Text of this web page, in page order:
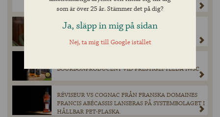
INNIS & GUNN LANSERAR NYHETEN SPICED RUM
BOURBONPRODUCENT VID PRESTIGEFYLLDA IWSC
RÉVISEUR VS COGNAC FRÅN FRANSKA DOMAINES
FRANCIS ABÉCASSIS LANSERAS PÅ SYSTEMBOLAGET I
HÅLLBAR PET-FLASKA.
som är över 25 år. Stämmer det på dig?
Ja, släpp in mig på sidan
Nej, ta mig till Google istället